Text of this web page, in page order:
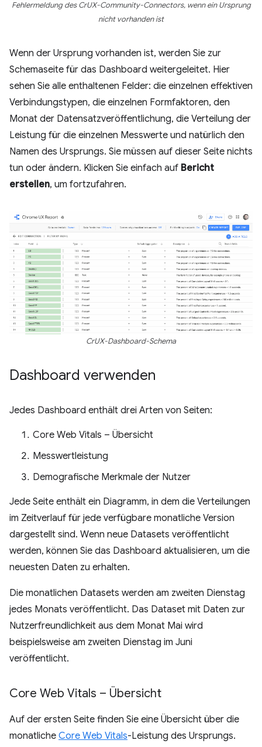
Fehlermeldung des CrUX-Community-Connectors, wenn ein Ursprung
nicht vorhanden ist
Wenn der Ursprung vorhanden ist, werden Sie zur
Schemaseite für das Dashboard weitergeleitet. Hier
sehen Sie alle enthaltenen Felder: die einzelnen effektiven
Verbindungstypen, die einzelnen Formfaktoren, den
Monat der Datensatzveröffentlichung, die Verteilung der
Leistung für die einzelnen Messwerte und natürlich den
Namen des Ursprungs. Sie müssen auf dieser Seite nichts
tun oder ändern. Klicken Sie einfach auf Bericht
erstellen, um fortzufahren.
CrUX-Dashboard-Schema
Dashboard verwenden
Jedes Dashboard enthält drei Arten von Seiten:
Core Web Vitals – Übersicht
Messwertleistung
Demografische Merkmale der Nutzer
Jede Seite enthält ein Diagramm, in dem die Verteilungen
im Zeitverlauf für jede verfügbare monatliche Version
dargestellt sind. Wenn neue Datasets veröffentlicht
werden, können Sie das Dashboard aktualisieren, um die
neuesten Daten zu erhalten.
Die monatlichen Datasets werden am zweiten Dienstag
jedes Monats veröffentlicht. Das Dataset mit Daten zur
Nutzerfreundlichkeit aus dem Monat Mai wird
beispielsweise am zweiten Dienstag im Juni
veröffentlicht.
Core Web Vitals – Übersicht
Auf der ersten Seite finden Sie eine Übersicht über die
monatliche Core Web Vitals-Leistung des Ursprungs.